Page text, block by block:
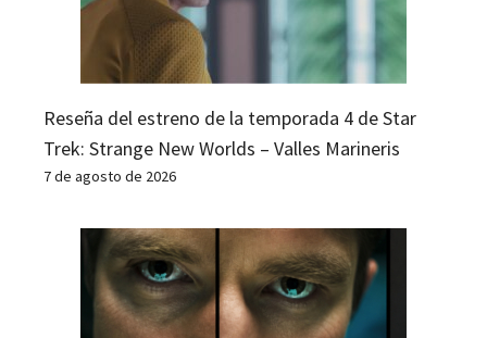
Reseña del estreno de la temporada 4 de Star
Trek: Strange New Worlds – Valles Marineris
7 de agosto de 2026